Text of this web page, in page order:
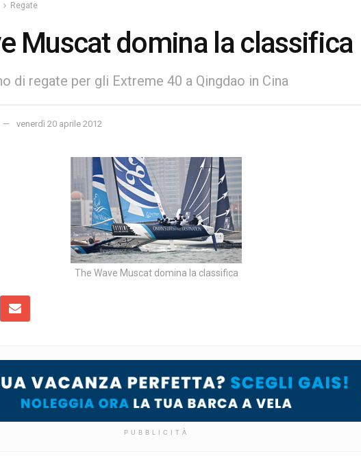
Regate
Muscat domina la classifica
di regate per gli Extreme 40 a Qingdao in Cina
venerdì 20 aprile 2012
The Wave Muscat domina la classifica
PUBBLICITÀ